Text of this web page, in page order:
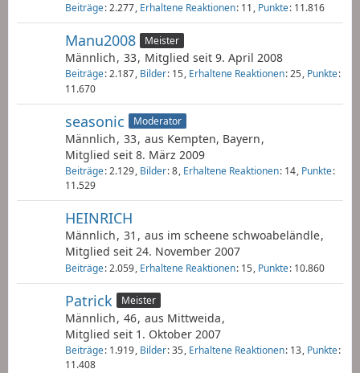
Beiträge 2.277 Erhaltene Reaktionen 11 Punkte 11.816
Manu2008 Meister
Männlich 33 Mitglied seit 9. April 2008
Beiträge 2.187 Bilder 15 Erhaltene Reaktionen 25 Punkte
11.670
seasonic Moderator
Männlich 33 aus Kempten, Bayern
Mitglied seit 8. März 2009
Beiträge 2.129 Bilder 8 Erhaltene Reaktionen 14 Punkte
11.529
HEINRICH
Männlich 31
aus im scheene schwoabeländle
Mitglied seit 24. November 2007
Beiträge 2.059 Erhaltene Reaktionen 15 Punkte 10.860
Patrick Meister
Männlich 46 aus Mittweida
Mitglied seit 1. Oktober 2007
Beiträge 1.919 Bilder 35 Erhaltene Reaktionen 13 Punkte
11.408